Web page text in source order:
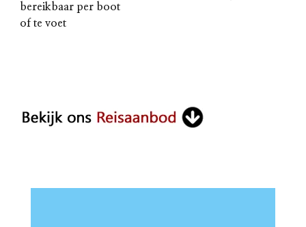
bereikbaar per boot
of te voet